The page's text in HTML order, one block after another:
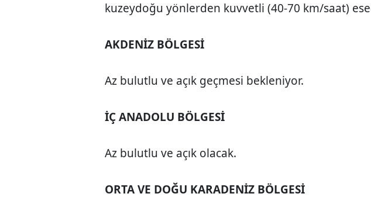
kuzeydoğu yönlerden kuvvetli (40-70 km/saat)
AKDENİZ BÖLGESİ
Az bulutlu ve açık geçmesi bekleniyor.
İÇ ANADOLU BÖLGESİ
Az bulutlu ve açık olacak.
ORTA VE DOĞU KARADENİZ BÖLGESİ